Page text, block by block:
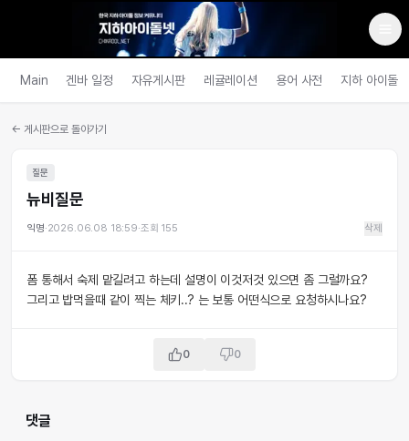
Main 겐바 일정 자유게시판 레귤레이션 용어 사전 지하 아이돌
← 게시판으로 돌아가기
질문
뉴비질문
익명·2026.06.08 18:59·조회 155 삭제
폼 통해서 숙제 맡길려고 하는데 설명이 이것저것 있으면 좀 그럴까요?
그리고 밥먹을때 같이 찍는 체키..? 는 보통 어떤식으로 요청하시나요?
0 0
댓글